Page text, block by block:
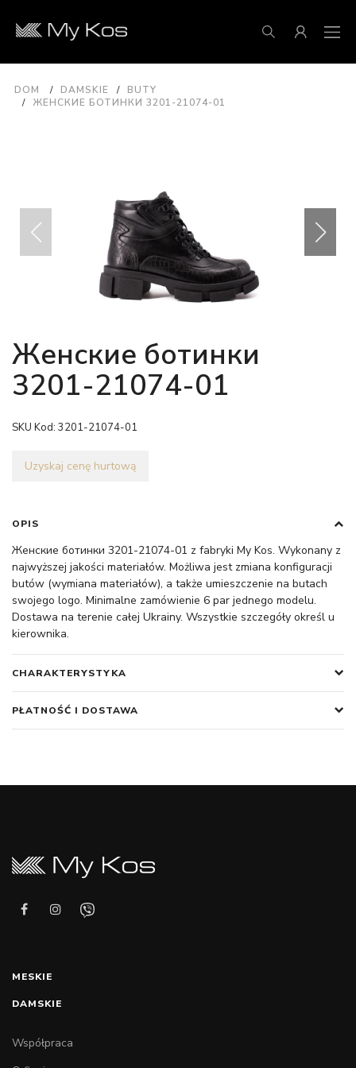
DOM DAMSKIE
BUTY
ЖЕНСКИЕ БОТИНКИ 3201-21074-01
Женские ботинки
3201-21074-01
SKU Kod: 3201-21074-01
Uzyskaj cenę hurtową
OPIS
Женские ботинки 3201-21074-01 z fabryki My Kos. Wykonany z
najwyższej jakości materiałów. Możliwa jest zmiana konfiguracji
butów (wymiana materiałów), a także umieszczenie na butach
swojego logo. Minimalne zamówienie 6 par jednego modelu.
Dostawa na terenie całej Ukrainy. Wszystkie szczegóły określ u
kierownika.
CHARAKTERYSTYKA
PŁATNOŚĆ I DOSTAWA
MESKIE
DAMSKIE
Współpraca